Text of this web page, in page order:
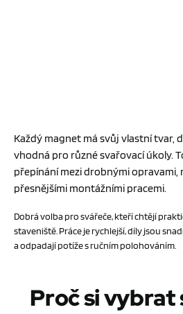
Každý magnet má svůj vlastní tvar,
vhodná pro různé svařovací úkoly.
přepínání mezi drobnými opravami,
přesnějšími montážními pracemi.
Dobrá volba pro svářeče, kteří chtějí
staveniště. Práce je rychlejší, díly jsou
a odpadají potíže s ručním polohováním.
Proč si vybrat